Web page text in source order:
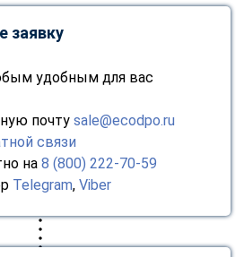
заявку
удобным для вас
почту sale@ecodpo.ru
связи
на 8 (800) 222-70-59
Telegram, Viber